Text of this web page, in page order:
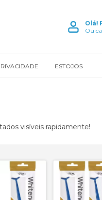
Olá!
Ou
ESTOJOS
visíveis rapidamente!